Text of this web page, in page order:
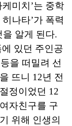
미치’는 중학
나타’가 폭력
을 알게 된다.
있던 주인공
을 떠밀려 선
뜨니 12년 전
정이었던 12
자친구를 구
위해 인생의